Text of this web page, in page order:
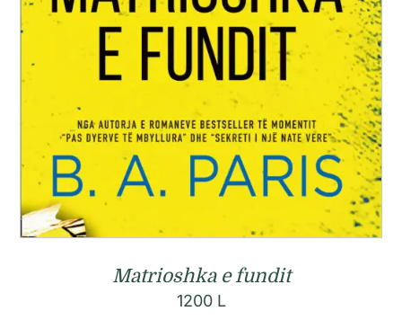
Matrioshka e fundit
1200 L